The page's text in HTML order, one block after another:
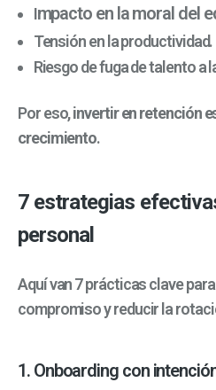
Impacto en la moral del
Tensión en la productividad.
Riesgo de fuga de talento a
Por eso,invertir en retención
crecimiento.
7 estrategias
personal
Aquí van 7 prácticas clave
compromiso y reducir la
1. Onboarding con